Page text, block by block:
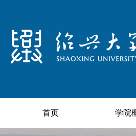
首页 学院